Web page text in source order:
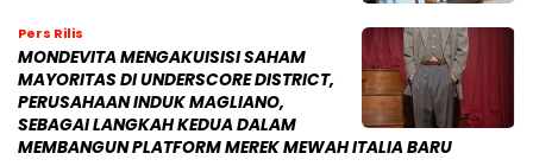
Pers Rilis
MONDEVITA MENGAKUISISI SAHAM
MAYORITAS DI UNDERSCORE DISTRICT,
PERUSAHAAN INDUK MAGLIANO,
SEBAGAI LANGKAH KEDUA DALAM
MEMBANGUN PLATFORM MEREK MEWAH ITALIA BARU